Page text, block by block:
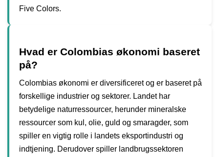
Five Colors.
Hvad er Colombias økonomi baseret
på?
Colombias økonomi er diversificeret og er baseret på
forskellige industrier og sektorer. Landet har
betydelige naturressourcer, herunder mineralske
ressourcer som kul, olie, guld og smaragder, som
spiller en vigtig rolle i landets eksportindustri og
indtjening. Derudover spiller landbrugssektoren